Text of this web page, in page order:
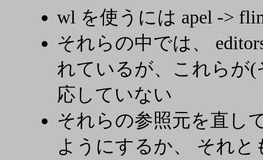
wl を使うには apel ->
それらの中では、
れているが、これらが(
応していない
それらの参照元を直し
ようにするか、 それと